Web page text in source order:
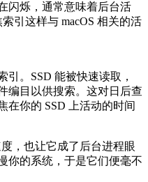
闪烁，通常意味着后台活
引这样与 macOS 相关的活
。SSD 能被快速读取，
编目以供搜索。这对日后查
在你的 SSD 上活动的时间
，也让它成了后台进程眼
你的系统，于是它们便毫不